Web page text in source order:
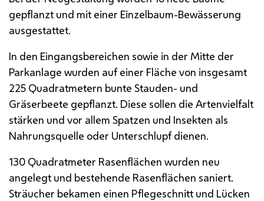
gepflanzt und mit einer Einzelbaum-Bewässerung
ausgestattet.
In den Eingangsbereichen sowie in der Mitte der
Parkanlage wurden auf einer Fläche von insgesamt
225 Quadratmetern bunte Stauden- und
Gräserbeete gepflanzt. Diese sollen die Artenvielfalt
stärken und vor allem Spatzen und Insekten als
Nahrungsquelle oder Unterschlupf dienen.
130 Quadratmeter Rasenflächen wurden neu
angelegt und bestehende Rasenflächen saniert.
Sträucher bekamen einen Pflegeschnitt und Lücken